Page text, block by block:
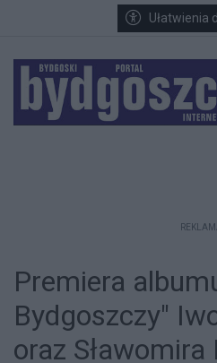
Przejdź do głównych treści
Przejdź do wyszukiwarki
Przejdź do głównego menuUłatwienia
Premiera
Bydgoszczy"
oraz